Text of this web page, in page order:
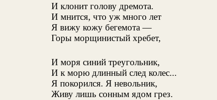
И клонит голову дремота.
И мнится, что уж много лет
Я вижу кожу бегемота —
Горы морщинистый хребет,
И моря синий треугольник,
И к морю длинный след колес...
Я покорился. Я невольник,
Живу лишь сонным ядом грез.